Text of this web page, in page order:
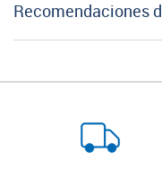
Recomendaciones